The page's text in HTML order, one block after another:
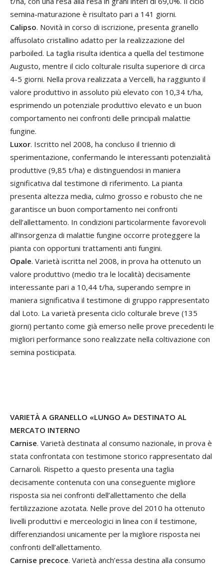
semina-maturazione è risultato pari a 141 giorni.
Calipso. Novità in corso di iscrizione, presenta granello
affusolato cristallino adatto per la realizzazione del
parboiled. La taglia risulta identica a quella del testimone
Augusto, mentre il ciclo colturale risulta superiore di circa
4-5 giorni. Nella prova realizzata a Vercelli, ha raggiunto il
valore produttivo in assoluto più elevato con 10,34 t/ha,
esprimendo un potenziale produttivo elevato e un buon
comportamento nei confronti delle principali malattie
fungine.
Luxor. Iscritto nel 2008, ha concluso il triennio di
sperimentazione, confermando le interessanti potenzialità
produttive (9,85 t/ha) e distinguendosi in maniera
significativa dal testimone di riferimento. La pianta
presenta altezza media, culmo grosso e robusto che ne
garantisce un buon comportamento nei confronti
dell’allettamento. In condizioni particolarmente favorevoli
all’insorgenza di malattie fungine occorre proteggere la
pianta con opportuni trattamenti anti fungini.
Opale. Varietà iscritta nel 2008, in prova ha ottenuto un
valore produttivo (medio tra le località) decisamente
interessante pari a 10,44 t/ha, superando sempre in
maniera significativa il testimone di gruppo rappresentato
dal Loto. La varietà presenta ciclo colturale breve (135
giorni) pertanto come già emerso nelle prove precedenti le
migliori performance sono realizzate nella coltivazione con
semina posticipata.
VARIETÀ A GRANELLO «LUNGO A» DESTINATO AL
MERCATO INTERNO
Carnise. Varietà destinata al consumo nazionale, in prova è
stata confrontata con testimone storico rappresentato dal
Carnaroli. Rispetto a questo presenta una taglia
decisamente contenuta con una conseguente migliore
risposta sia nei confronti dell’allettamento che della
fertilizzazione azotata. Nelle prove del 2010 ha ottenuto
livelli produttivi e merceologici in linea con il testimone,
differenziandosi unicamente per la migliore risposta nei
confronti dell’allettamento.
Carnise precoce. Varietà anch’essa destina alla consumo